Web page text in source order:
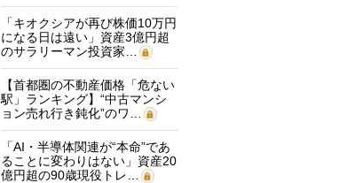
「キオクシアが再び株価10万円
になる日は遠い」資産3億円超
のサラリーマン投資家…
【首都圏の不動産価格「危ない
駅」ランキング】“中古マンシ
ョン売れ行き鈍化”のワ…
「AI・半導体関連が“本命”であ
ることに変わりはない」資産20
億円超の90歳現役トレ…